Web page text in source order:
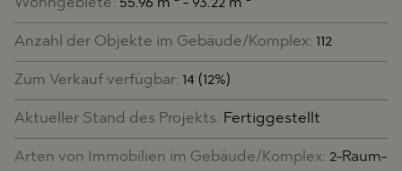
Anzahl der Objekte im Gebäude/Komplex: 112
Zum Verkauf verfügbar: 14 (12%)
Aktueller Stand des Projekts: Fertiggestellt
Arten von Immobilien im Gebäude/Komplex: 2-Raum-